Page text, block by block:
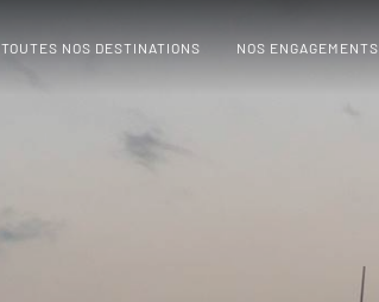
TOUTES NOS DESTINATIONS NOS ENGAGEMENTS